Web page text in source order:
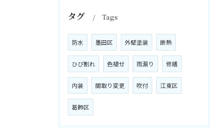
タグ Tags
防水 墨田区 外壁塗装 断熱
ひび割れ 色褪せ 雨漏り 修繕
内装 間取り変更 吹付 江東区
葛飾区